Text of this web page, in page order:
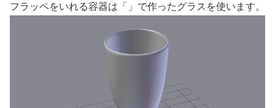
フラッペをいれる容器は「」で作ったグラスを使います。